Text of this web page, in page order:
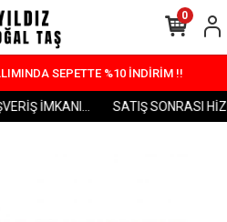
SEPETTE %10 İNDİRİM !!
İMKANI... SATIŞ SONRASI
0